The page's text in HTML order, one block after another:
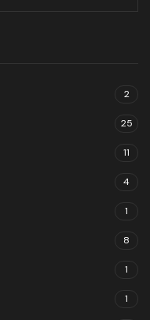
2
25
11
4
1
8
1
1